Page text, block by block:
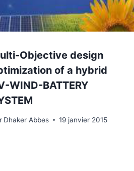
Objective design
of a hybrid
WIND-BATTERY
Dhaker Abbes 19 janvier 2015